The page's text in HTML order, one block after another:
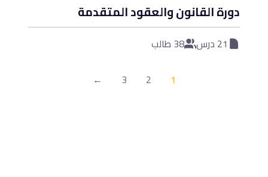
دورة القانون والعقود المتقدمة
21 درس
38 طالب
1
2
3
←